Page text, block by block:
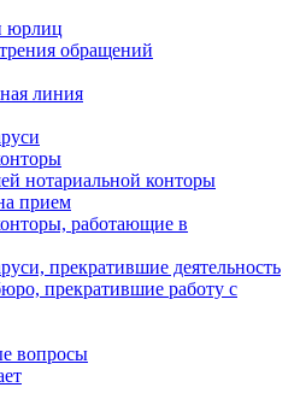
юрлиц
обращений
линия
нотариальной конторы
прием
работающие в
прекратившие деятельность
прекратившие работу с
вопросы